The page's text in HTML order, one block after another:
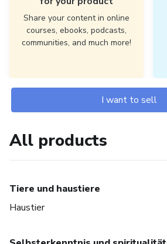
Share your content in online
courses, ebooks, podcasts,
communities, and much more!
I want to sell
All products
Tiere und haustiere
Haustier